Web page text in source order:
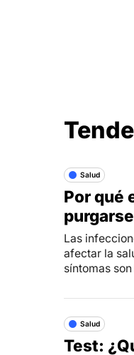
Salud
Por qué
purgarse
Las
afectar la
síntomas
Salud
Test: